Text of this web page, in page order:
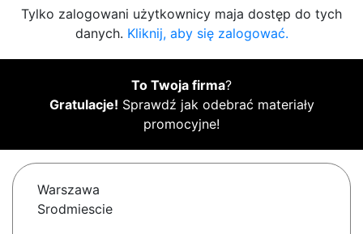
Tylko zalogowani użytkownicy maja dostęp do tych
danych. Kliknij, aby się zalogować.
To Twoja firma?
Gratulacje! Sprawdź jak odebrać materiały
promocyjne!
Warszawa
Srodmiescie